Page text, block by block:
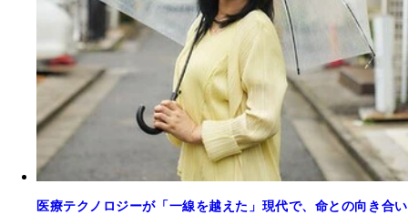
医療テクノロジーが「一線を越えた」現代で、命との向き合い